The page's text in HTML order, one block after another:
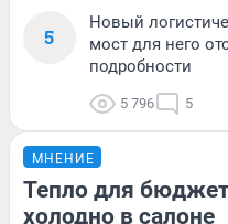
5
Новый
мост для него
подробности
5 796 5
МНЕНИЕ
Тепло для
холодно в салоне